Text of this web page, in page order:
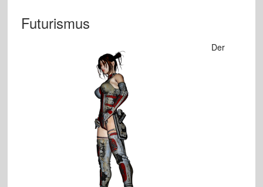
Futurismus
Der